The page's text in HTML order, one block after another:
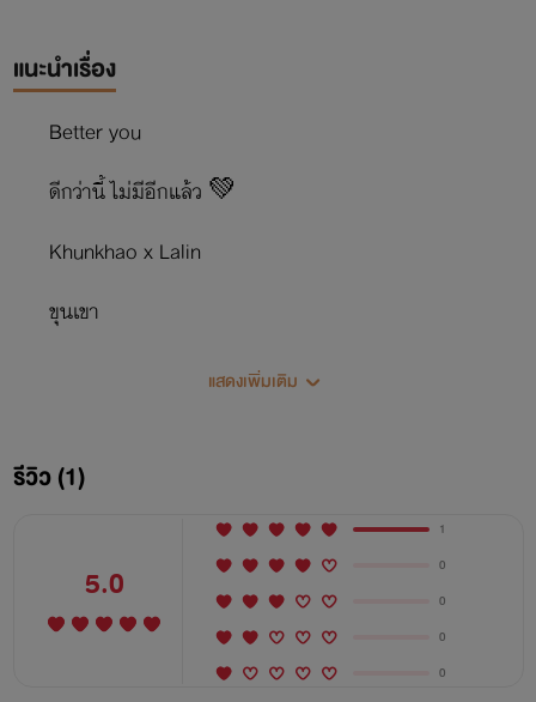
แนะนำเรื่อง
Better you
ดีกว่านี้ ไม่มีอีกแล้ว 💚
Khunkhao x Lalin
ขุนเขา
แสดงเพิ่มเติม
รีวิว (1)
5.0
1
0
0
0
0